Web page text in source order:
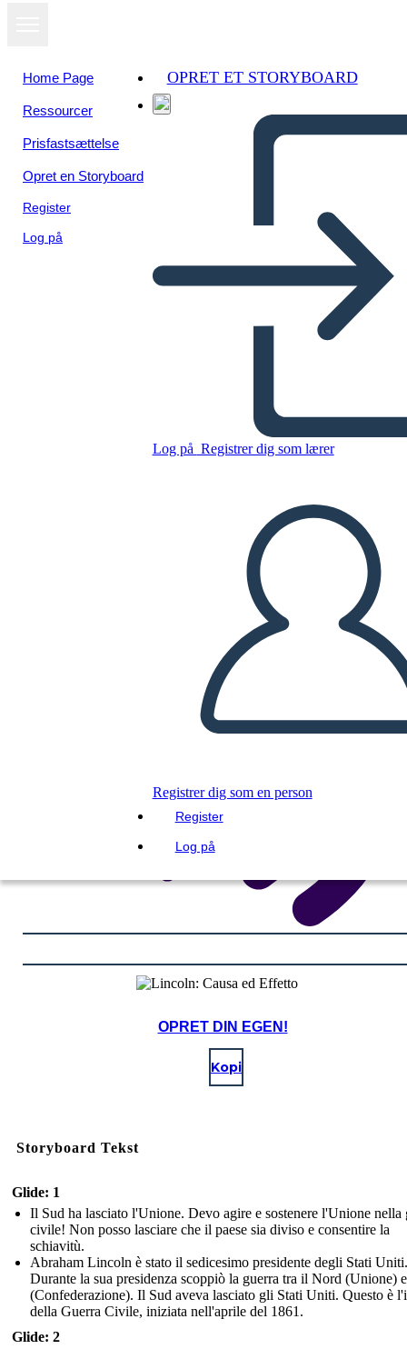
Home Page
Ressourcer
Prisfastsættelse
Opret en Storyboard
Register
Log på
OPRET ET STORYBOARD
Log på Registrer dig som lærer
Registrer dig som en person
Register
Log på
Kopier dette storyboard
AFSPIL DIASSHOW
LÆS FOR MIG
OPRET DIN EGEN!
Kopi
Storyboard Tekst
Glide: 1
Il Sud ha lasciato l'Unione. Devo agire e sostenere l'Unione nella
civile! Non posso lasciare che il paese sia diviso e consentire la
schiavitù.
Abraham Lincoln è stato il sedicesimo presidente degli Stati Uniti.
Durante la sua presidenza scoppiò la guerra tra il Nord (Unione)
(Confederazione). Il Sud aveva lasciato gli Stati Uniti. Questo è
della Guerra Civile, iniziata nell'aprile del 1861.
Glide: 2